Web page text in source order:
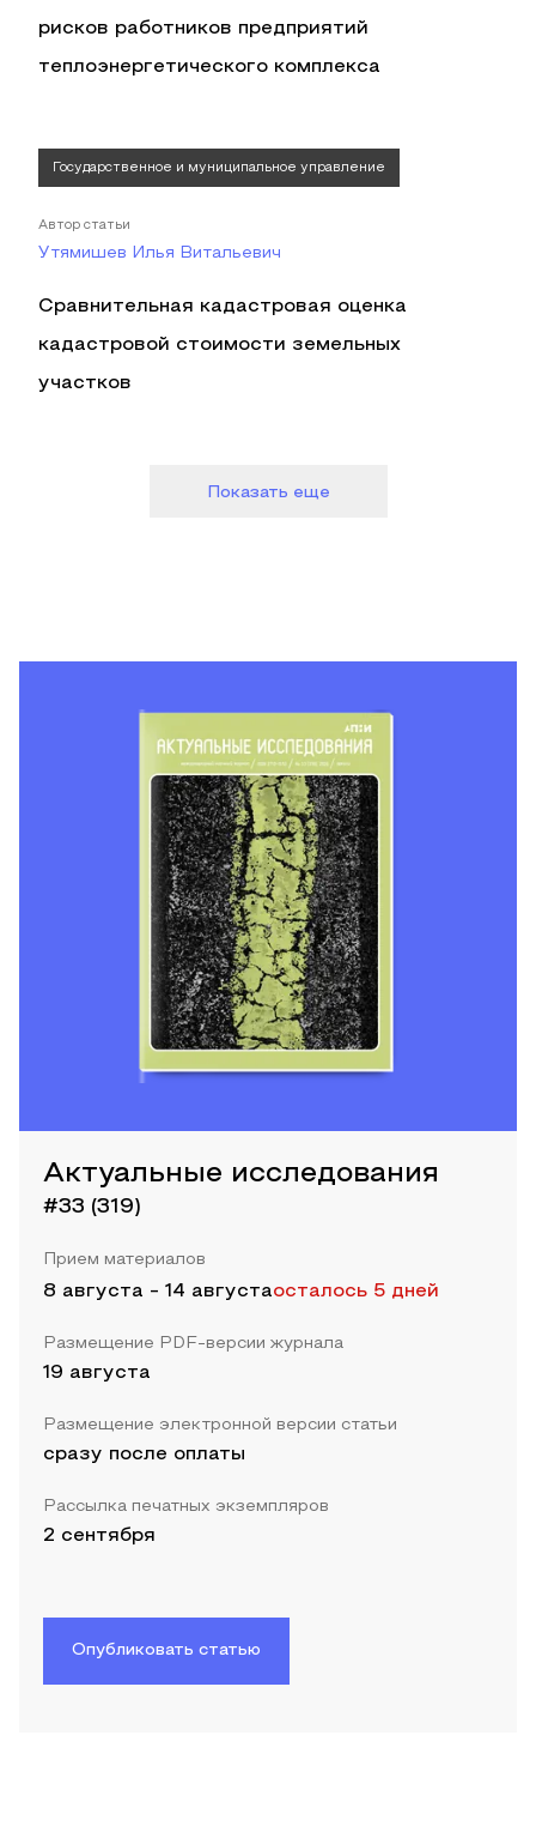
рисков работников предприятий
теплоэнергетического комплекса
Государственное и муниципальное управление
Автор статьи
Утямишев Илья Витальевич
Сравнительная кадастровая оценка
кадастровой стоимости земельных
участков
Показать еще
Актуальные исследования
#33 (319)
Прием материалов
8 августа - 14 августаосталось 5 дней
Размещение PDF-версии журнала
19 августа
Размещение электронной версии статьи
сразу после оплаты
Рассылка печатных экземпляров
2 сентября
Опубликовать статью